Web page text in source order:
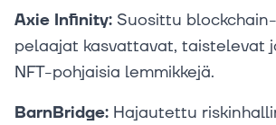
Axie Infinity: Suosittu
pelaajat kasvattavat, taistelevat
NFT-pohjaisia lemmikkejä.
BarnBridge: Hajautettu